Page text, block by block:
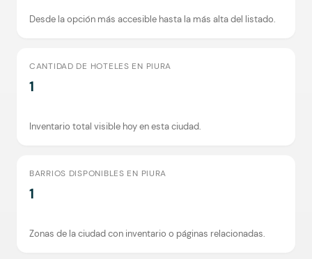
Desde la opción más accesible hasta la más alta del listado.
CANTIDAD DE HOTELES EN PIURA
1
Inventario total visible hoy en esta ciudad.
BARRIOS DISPONIBLES EN PIURA
1
Zonas de la ciudad con inventario o páginas relacionadas.